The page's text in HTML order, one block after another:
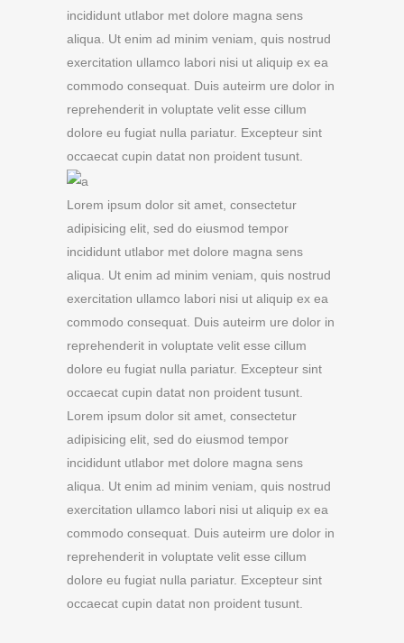
incididunt utlabor met dolore magna sens
aliqua. Ut enim ad minim veniam, quis nostrud
exercitation ullamco labori nisi ut aliquip ex ea
commodo consequat. Duis auteirm ure dolor in
reprehenderit in voluptate velit esse cillum
dolore eu fugiat nulla pariatur. Excepteur sint
occaecat cupin datat non proident tusunt.
Lorem ipsum dolor sit amet, consectetur
adipisicing elit, sed do eiusmod tempor
incididunt utlabor met dolore magna sens
aliqua. Ut enim ad minim veniam, quis nostrud
exercitation ullamco labori nisi ut aliquip ex ea
commodo consequat. Duis auteirm ure dolor in
reprehenderit in voluptate velit esse cillum
dolore eu fugiat nulla pariatur. Excepteur sint
occaecat cupin datat non proident tusunt.
Lorem ipsum dolor sit amet, consectetur
adipisicing elit, sed do eiusmod tempor
incididunt utlabor met dolore magna sens
aliqua. Ut enim ad minim veniam, quis nostrud
exercitation ullamco labori nisi ut aliquip ex ea
commodo consequat. Duis auteirm ure dolor in
reprehenderit in voluptate velit esse cillum
dolore eu fugiat nulla pariatur. Excepteur sint
occaecat cupin datat non proident tusunt.